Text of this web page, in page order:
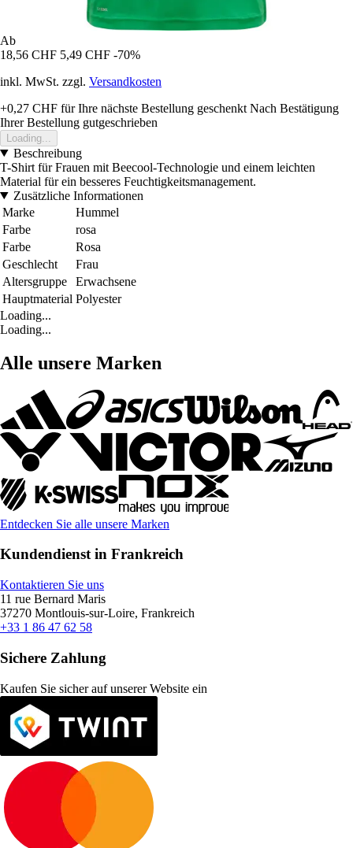
Ab
18,56 CHF 5,49 CHF -70%
inkl. MwSt. zzgl. Versandkosten
+0,27 CHF für Ihre nächste Bestellung geschenkt Nach Bestätigung
Ihrer Bestellung gutgeschrieben
Loading...
Beschreibung
T-Shirt für Frauen mit Beecool-Technologie und einem leichten
Material für ein besseres Feuchtigkeitsmanagement.
Zusätzliche Informationen
Marke
Hummel
Farbe
rosa
Farbe
Rosa
Geschlecht
Frau
Altersgruppe
Erwachsene
Hauptmaterial Polyester
Loading...
Loading...
Alle unsere Marken
Entdecken Sie alle unsere Marken
Kundendienst in Frankreich
Kontaktieren Sie uns
11 rue Bernard Maris
37270 Montlouis-sur-Loire, Frankreich
+33 1 86 47 62 58
Sichere Zahlung
Kaufen Sie sicher auf unserer Website ein